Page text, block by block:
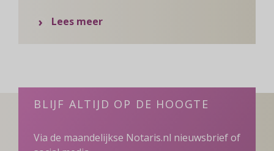
Lees meerover
gaan
BLIJF ALTIJD OP DE HOOGTE
Via de maandelijkse Notaris.nl nieuwsbrief of